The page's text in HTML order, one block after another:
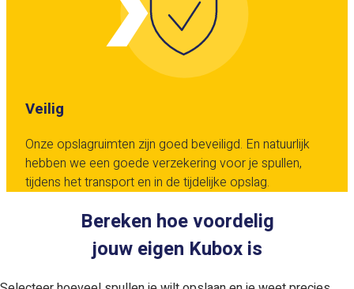
Veilig
Onze opslagruimten zijn goed beveiligd. En natuurlijk
hebben we een goede verzekering voor je spullen,
tijdens het transport en in de tijdelijke opslag.
Bereken hoe voordelig
jouw eigen Kubox is